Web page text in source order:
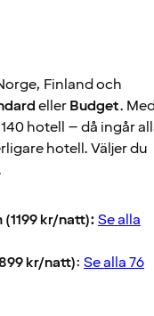
Finland och
ellerBudget.
hotell – då ingår
hotell. Väljer du
kr/natt):Se alla
kr/natt): Se alla 76